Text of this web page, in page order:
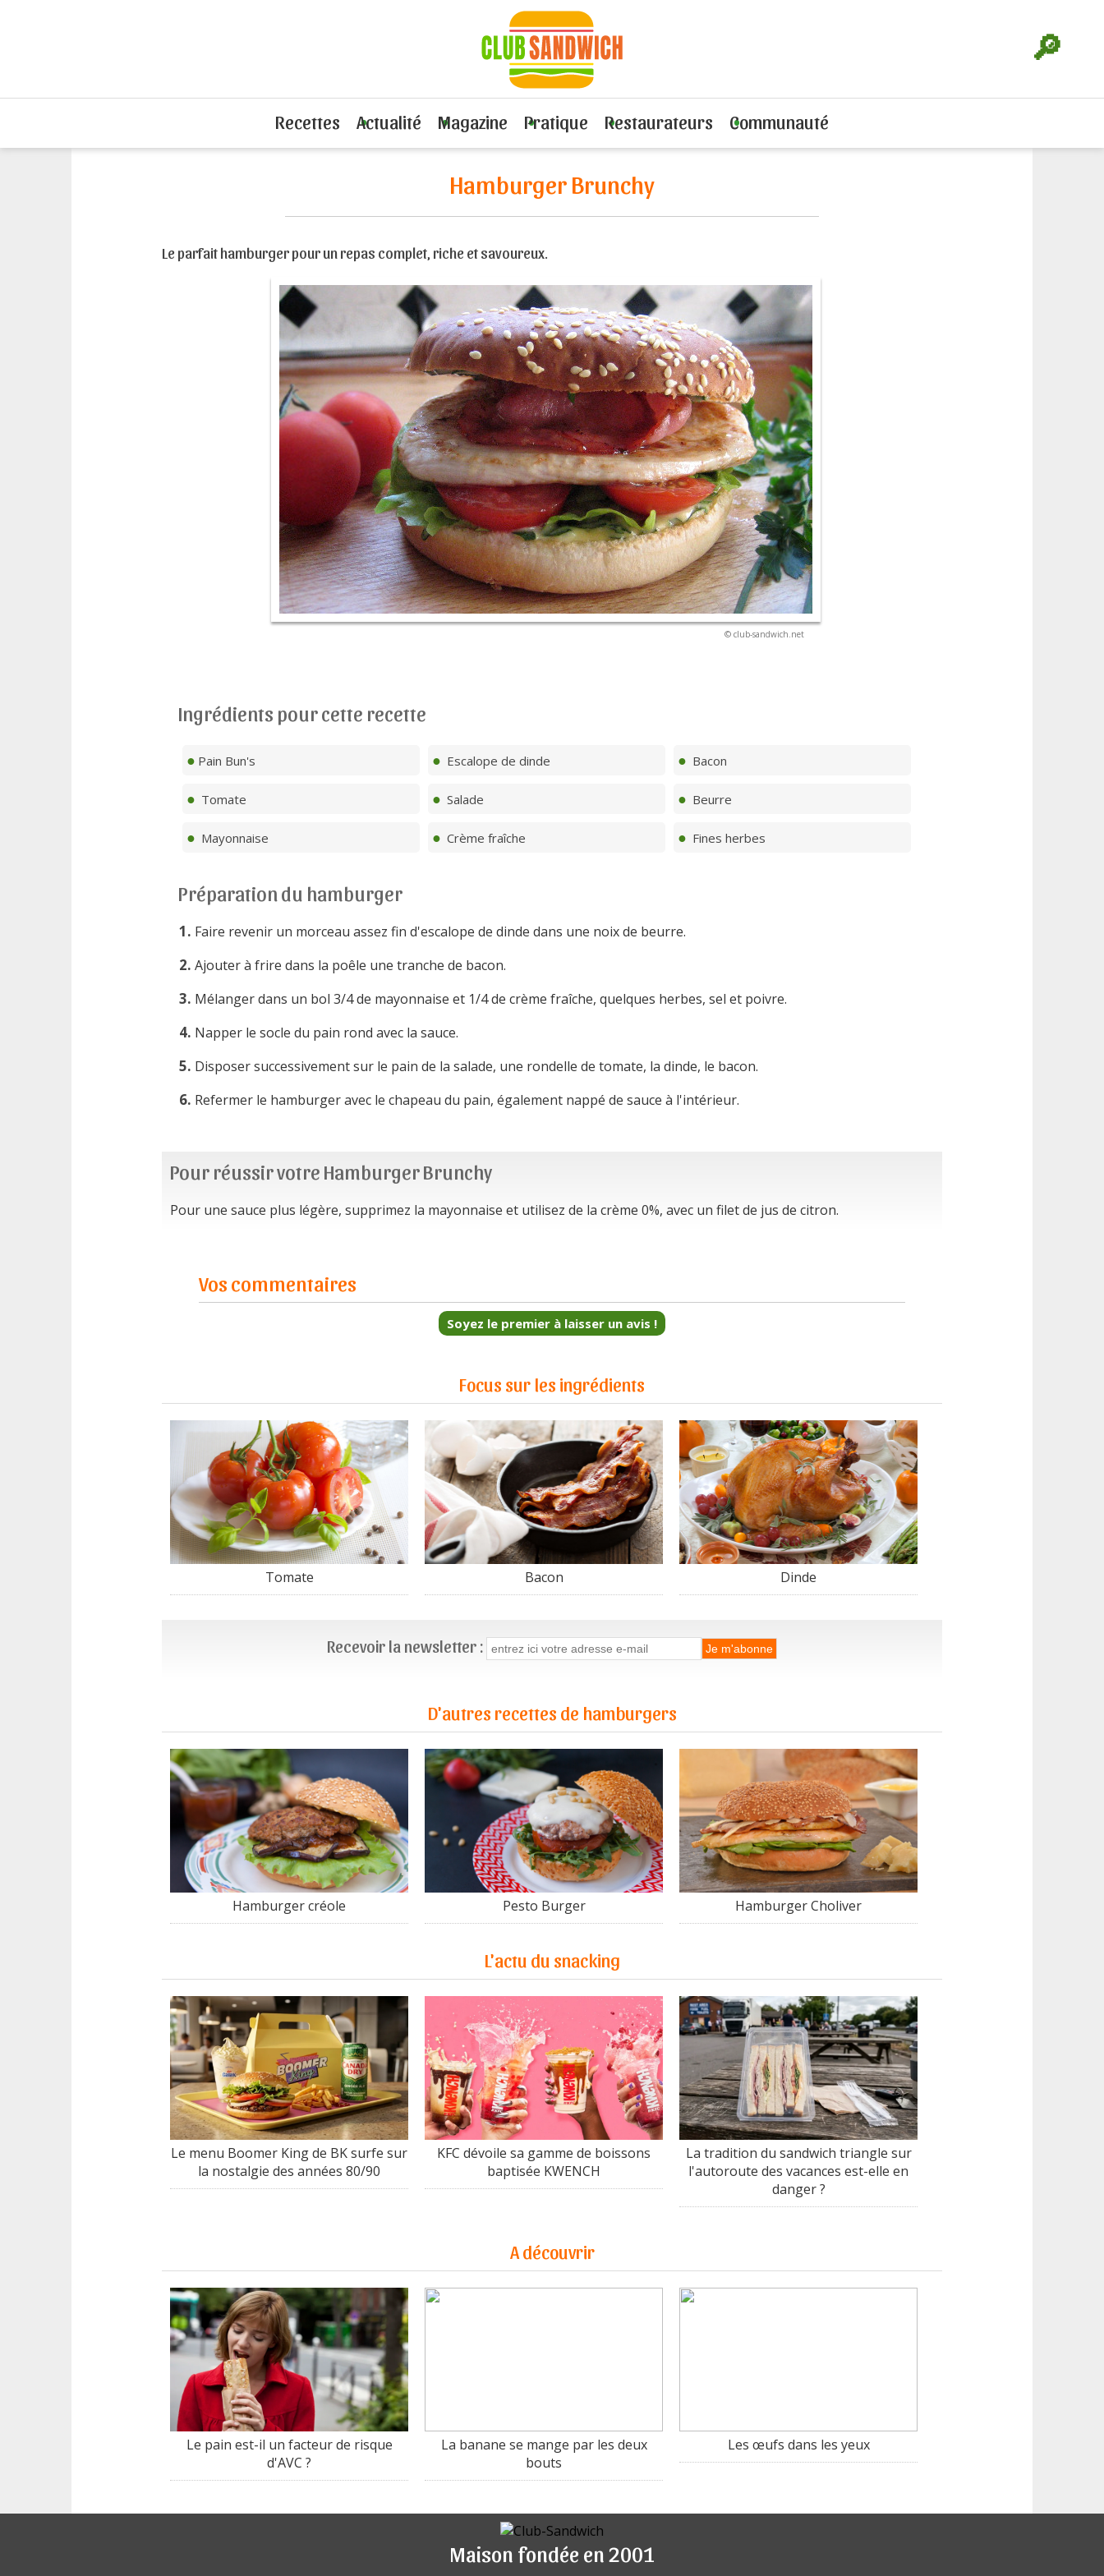
🔎
Recettes Actualité Magazine Pratique Restaurateurs Communauté
Recette Hamburger Brunchy
Hamburger Brunchy
Le parfait hamburger pour un repas complet, riche et savoureux.
© club-sandwich.net
Ingrédients pour cette recette
Pain Bun's Escalope de dinde Bacon
Tomate Salade Beurre
Mayonnaise Crème fraîche Fines herbes
Préparation du hamburger
Faire revenir un morceau assez fin d'escalope de dinde dans une noix de beurre.
Ajouter à frire dans la poêle une tranche de bacon.
Mélanger dans un bol 3/4 de mayonnaise et 1/4 de crème fraîche, quelques herbes, sel et poivre.
Napper le socle du pain rond avec la sauce.
Disposer successivement sur le pain de la salade, une rondelle de tomate, la dinde, le bacon.
Refermer le hamburger avec le chapeau du pain, également nappé de sauce à l'intérieur.
Pour réussir votre Hamburger Brunchy
Pour une sauce plus légère, supprimez la mayonnaise et utilisez de la crème 0%, avec un filet de jus de citron.
Vos commentaires
Soyez le premier à laisser un avis !
Focus sur les ingrédients
Tomate Bacon Dinde
Recevoir la newsletter :
D'autres recettes de hamburgers
Hamburger créole Pesto Burger Hamburger Choliver
L'actu du snacking
Le menu Boomer King de BK surfe sur
la nostalgie des années 80/90
KFC dévoile sa gamme de boissons
baptisée KWENCH
La tradition du sandwich triangle sur
l'autoroute des vacances est-elle en
danger ?
A découvrir
Le pain est-il un facteur de risque
d'AVC ?
La banane se mange par les deux
bouts
Les œufs dans les yeux
Maison fondée en 2001